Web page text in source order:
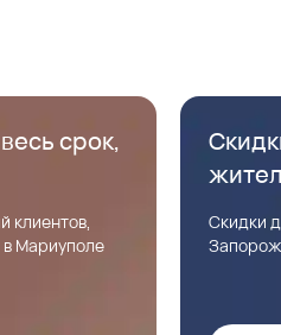
срок,
клиентов,
в Мариуполе
Скидки